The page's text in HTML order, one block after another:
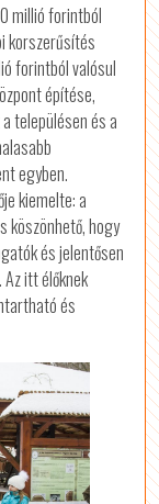
millió forintból
korszerűsítés
forintból valósul
építése,
településen és a
egyben.
kiemelte: a
köszönhető, hogy
és jelentősen
itt élőknek
és